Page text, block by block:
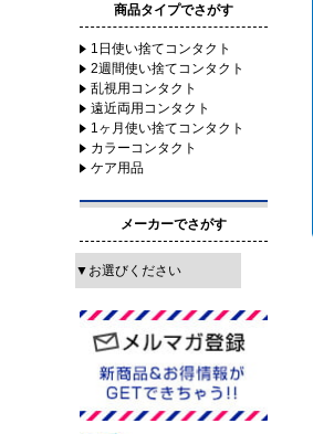
商品タイプでさがす
1日使い捨てコンタクト
2週間使い捨てコンタクト
乱視用コンタクト
遠近両用コンタクト
1ヶ月使い捨てコンタクト
カラーコンタクト
ケア用品
メーカーでさがす